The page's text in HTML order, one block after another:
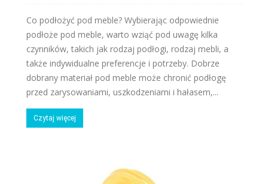
Co podłożyć pod meble? Wybierając odpowiednie
podłoże pod meble, warto wziąć pod uwagę kilka
czynników, takich jak rodzaj podłogi, rodzaj mebli, a
także indywidualne preferencje i potrzeby. Dobrze
dobrany materiał pod meble może chronić podłogę
przed zarysowaniami, uszkodzeniami i hałasem,...
Czytaj więcej